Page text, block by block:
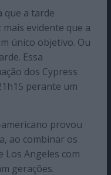
que a tarde
mais evidente que a
único objetivo. Ou
Essa
dos Cypress
perante um
provou
ao combinar os
Los Angeles com
gerações.